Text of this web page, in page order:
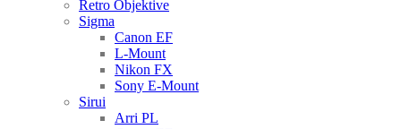
Retro Objektive
Sigma
Canon EF
L-Mount
Nikon FX
Sony E-Mount
Sirui
Arri PL